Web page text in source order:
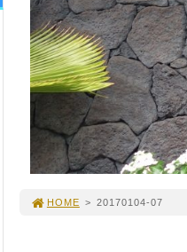
HOME > 20170104-07